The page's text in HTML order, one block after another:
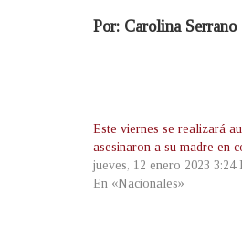
Por: Carolina Serrano
Este viernes se realizará
asesinaron a su madre en
jueves, 12 enero 2023 3:24
En «Nacionales»